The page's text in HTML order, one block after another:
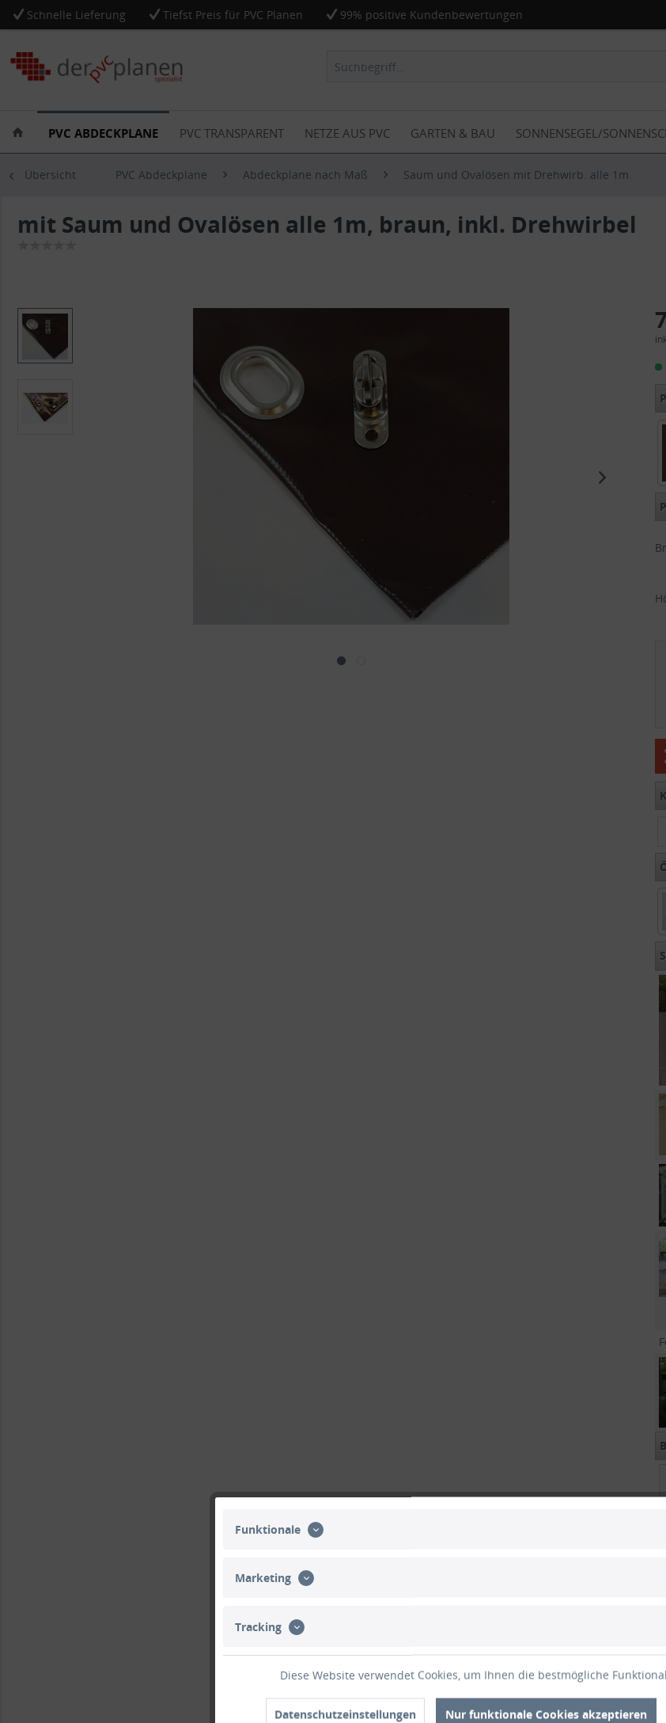
Schnelle Lieferung Tiefst Preis für PVC Planen 99% positive Kundenbewertungen
PVC ABDECKPLANE PVC TRANSPARENT NETZE AUS PVC GARTEN & BAU SONNENSEGEL/
Übersicht PVC Abdeckplane Abdeckplane nach Maß Saum und Ovalösen mit Drehwirb. alle 1m
mit Saum und Ovalösen alle 1m, braun, inkl. Drehwirbel
Funktionale
Marketing
Tracking
Diese Website verwendet Cookies, um Ihnen die bestmögliche
Datenschutzeinstellungen Nur funktionale Cookies akzeptieren